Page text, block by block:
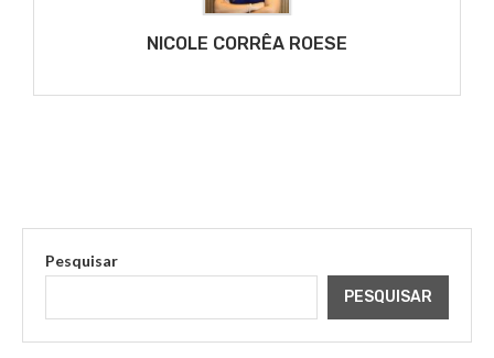
NICOLE CORRÊA ROESE
Pesquisar
PESQUISAR